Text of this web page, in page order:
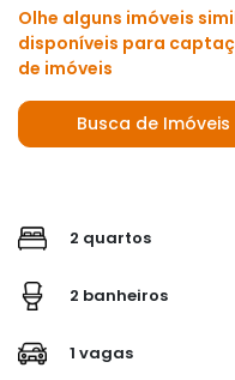
Olhe alguns imóveis
disponíveis para
de imóveis
Busca de Imóveis
2 quartos
2 banheiros
1 vagas